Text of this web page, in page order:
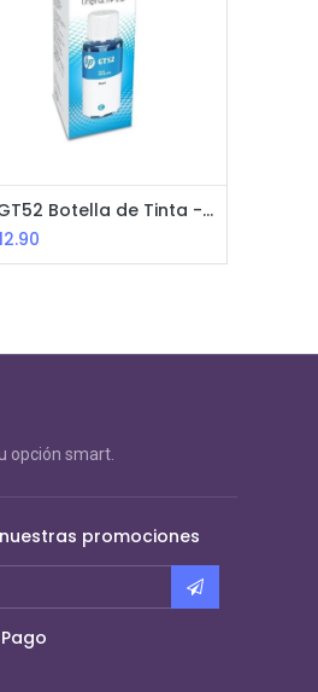
HP GT52 Botella de Tinta - Cyan
opción smart.
promociones